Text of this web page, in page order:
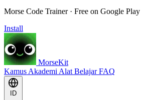
Morse Code Trainer · Free on Google Play
Install
MorseKit
Kamus Akademi Alat BelajarFAQ